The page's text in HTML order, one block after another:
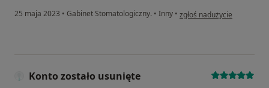
25 maja 2023 • Gabinet Stomatologiczny. • Inny • w opinii użytkownika
zgłoś nadużycie
Konto zostało usunięte